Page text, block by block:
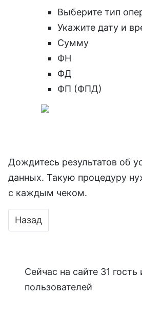
Выберите тип
Укажите дату и
Сумму
ФН
ФД
ФП (ФПД)
Дождитесь результатов об
данных. Такую процедуру
с каждым чеком.
Предыдущий: Личный
Назад
Сейчас на сайте 31 гость
пользователей